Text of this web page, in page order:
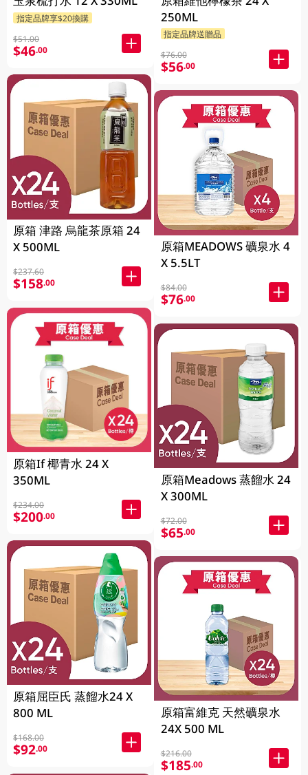
指定品牌享$20換購
$51.00
$46.00
原箱 津路 烏龍茶原箱 24
X 500ML
$237.60
$158.00
原箱If 椰青水 24 X
350ML
$234.00
$200.00
原箱屈臣氏 蒸餾水24 X
800 ML
$168.00
$92.00
250ML
指定品牌送贈品
$76.00
$56.00
原箱MEADOWS 礦泉水 4
X 5.5LT
$84.00
$76.00
原箱Meadows 蒸餾水 24
X 300ML
$72.00
$65.00
原箱富維克 天然礦泉水
24X 500 ML
$216.00
$185.00